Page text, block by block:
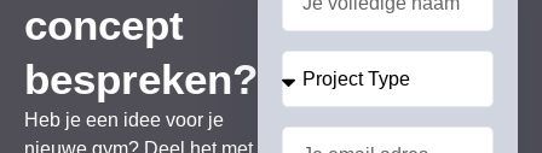
concept
bespreken?
Heb je een idee voor je